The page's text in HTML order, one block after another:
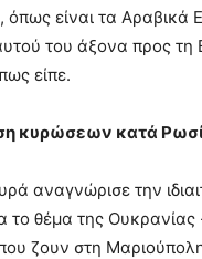
όπως είναι τα Αραβικά
του άξονα προς τη
είπε.
κυρώσεων κατά
αναγνώρισε την
το θέμα της
ζουν στη